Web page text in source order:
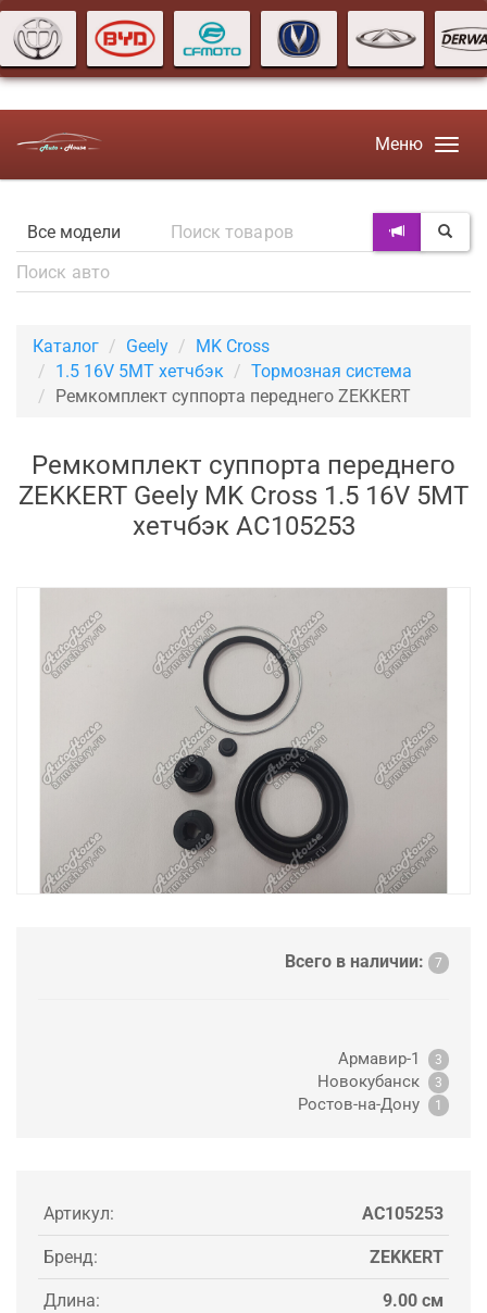
Меню
Каталог Geely
MK Cross
1.5 16V 5MT хетчбэк
Тормозная система
Ремкомплект суппорта переднего ZEKKERT
Ремкомплект суппорта переднего
ZEKKERT Geely MK Cross 1.5 16V 5MT
хетчбэк AC105253
Всего в наличии: 7
Армавир-1 3
Новокубанск 3
Ростов-на-Дону 1
Артикул: AC105253
Бренд: ZEKKERT
Длина: 9.00 см